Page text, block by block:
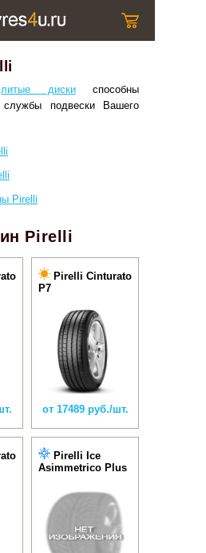
литые дискиспособны
службы подвески Вашего
Pirelli
Pirelli
Pirelli Cinturato
P7
от 17489 руб./шт.
Pirelli Ice
Asimmetrico Plus